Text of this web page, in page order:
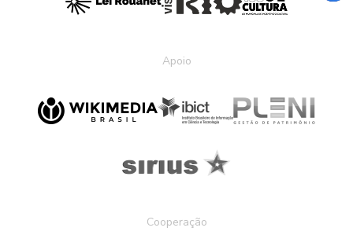
Apoio
Cooperação